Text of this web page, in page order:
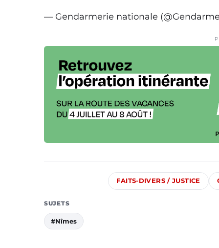
— Gendarmerie nationale
FAITS-DIVERS / JUSTICE
SUJETS
#Nîmes